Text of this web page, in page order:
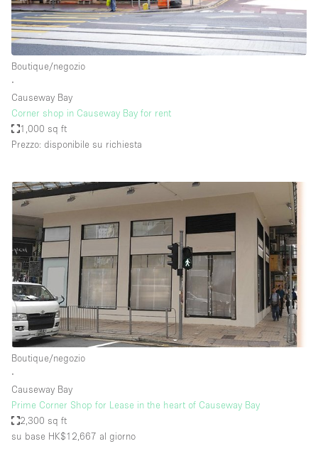
Boutique/negozio
∙
Causeway Bay
Corner shop in Causeway Bay for rent
1,000 sq ft
Prezzo: disponibile su richiesta
Boutique/negozio
∙
Causeway Bay
Prime Corner Shop for Lease in the heart of Causeway Bay
2,300 sq ft
su base HK$12,667 al giorno